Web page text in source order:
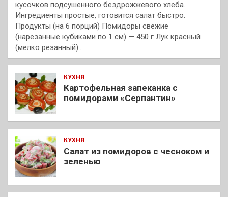
кусочков подсушенного бездрожжевого хлеба.
Ингредиенты простые, готовится салат быстро.
Продукты (на 6 порций) Помидоры свежие
(нарезанные кубиками по 1 см) — 450 г Лук красный
(мелко резанный)…
КУХНЯ
Картофельная запеканка с
помидорами «Серпантин»
КУХНЯ
Салат из помидоров с чесноком и
зеленью